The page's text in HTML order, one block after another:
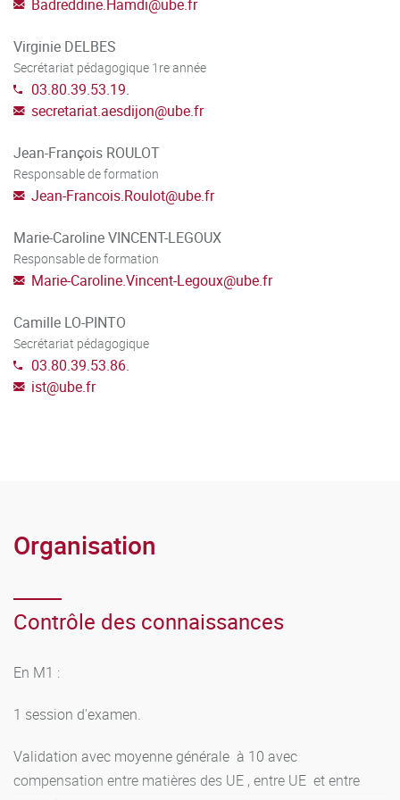
personnels publics: recrutement, avancement, mutation,
gestion des différentes positions statutaires, droit
disciplinaire,....
applicable aux personnels statutaires et non statutaires
des administrations;
Connaissance du droit de la rémunération et du droit
des responsabilités des personnels publics.
Capacité à saisir la portée du droit du contentieux des
fonctions publiques et de la déontologie;
Compréhension des mutations sociales et numériques
en matière de gestion des personnels publics;
Capacité à utiliser les fondamentaux du management;
Badreddine.Hamdi@ube.fr
Virginie DELBES
Secrétariat pédagogique 1re année
03.80.39.53.19.
secretariat.aesdijon@ube.fr
Jean-François ROULOT
Responsable de formation
Jean-Francois.Roulot@ube.fr
Marie-Caroline VINCENT-LEGOUX
Responsable de formation
Marie-Caroline.Vincent-Legoux@ube.fr
Camille LO-PINTO
Secrétariat pédagogique
03.80.39.53.86.
ist@ube.fr
Organisation
Contrôle des connaissances
En M1 :
1 session d'examen.
Validation avec moyenne générale à 10 avec
compensation entre matières des UE , entre UE et entre